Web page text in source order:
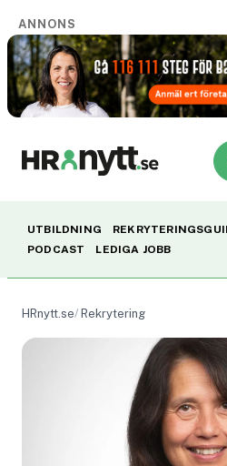
ANNONS
UTBILDNING
PODCAST
LEDIGA JOBB
HRnytt.se Rekrytering